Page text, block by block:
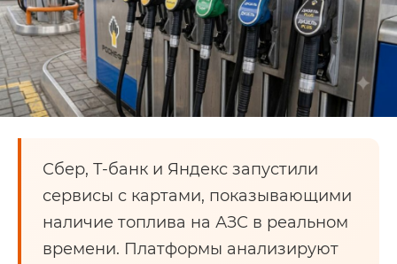
Сбер, Т-банк и Яндекс запустили
сервисы с картами, показывающими
наличие топлива на АЗС в реальном
времени. Платформы анализируют